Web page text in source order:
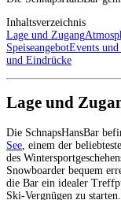
Inhaltsverzeichnis
Lage und Zugang
SpeiseangebotEvents
und Eindrücke
Lage und
Die SchnapsHansBar
See , einem der
des
Snowboarder bequem
die Bar ein idealer
Ski-Vergnügen zu